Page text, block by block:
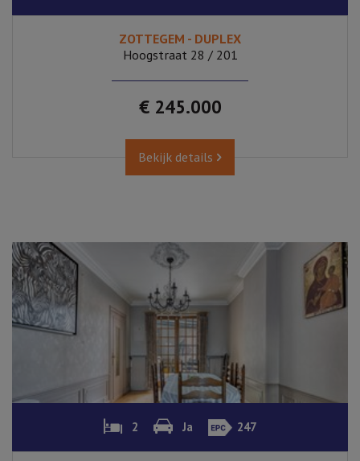
ZOTTEGEM - DUPLEX
Hoogstraat 28 / 201
€ 245.000
Bekijk details
2 Ja 247